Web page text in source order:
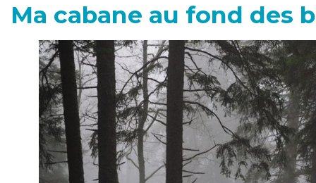
Ma cabane au fond des